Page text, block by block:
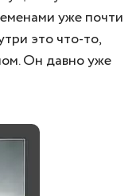
уже почти
это что-то,
Он давно уже